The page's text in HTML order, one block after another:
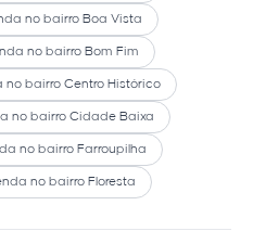
no bairro Boa Vista
no bairro Bom Fim
bairro Centro Histórico
no bairro Cidade Baixa
no bairro Farroupilha
no bairro Floresta